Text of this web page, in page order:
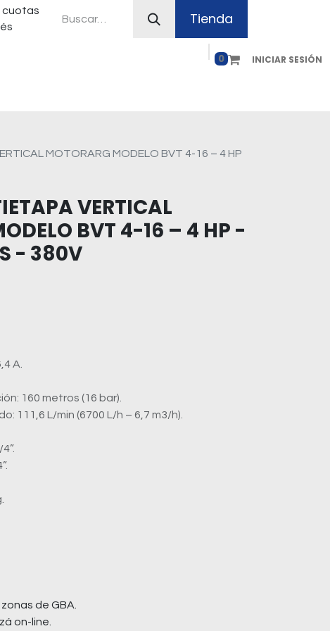
cuotas
Tienda
0 INICIAR SESIÓN
MOTORARG MODELO BVT 4-16 – 4 HP
VERTICAL
BVT 4-16 – 4 HP -
- 380V
A.
160 metros (16 bar).
111,6 L/min (6700 L/h – 6,7 m3/h).
de GBA.
on-line.